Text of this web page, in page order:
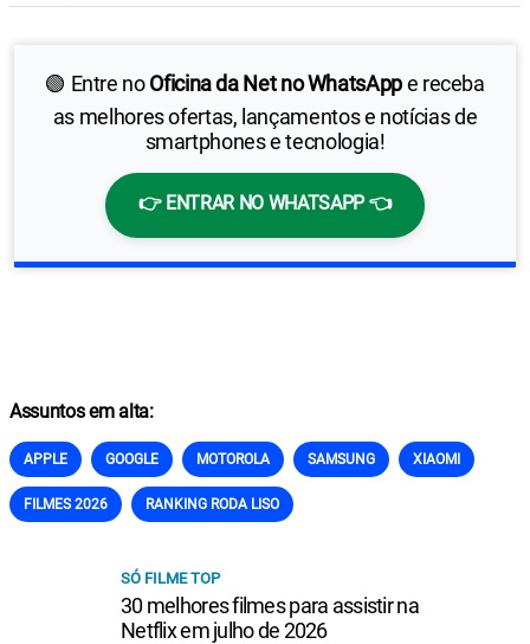
🟢 Entre noOficina da Net no WhatsAppe receba
as melhores ofertas, lançamentos e notícias de
smartphones e tecnologia!
👉 ENTRAR NO WHATSAPP 👈
Assuntos em alta:
APPLE GOOGLE MOTOROLA SAMSUNG XIAOMI
FILMES 2026 RANKING RODA LISO
SÓ FILME TOP
30 melhores filmes para assistir na
Netflix em julho de 2026